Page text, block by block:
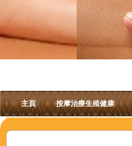
主頁 按摩治療生殖健康